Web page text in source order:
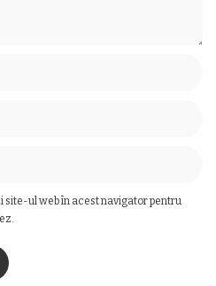
site-ul web în acest navigator pentru